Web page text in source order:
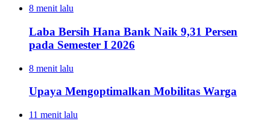
8 menit lalu
Laba Bersih Hana Bank Naik 9,31 Persen
pada Semester I 2026
8 menit lalu
Upaya Mengoptimalkan Mobilitas Warga
11 menit lalu